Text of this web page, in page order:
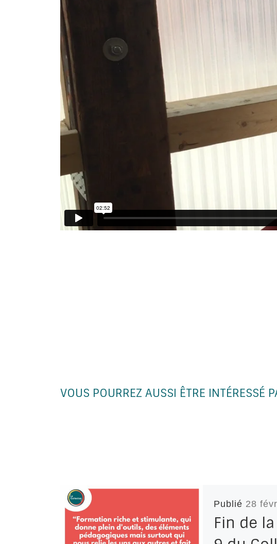
VOUS POURREZ AUSSI ÊTRE INTÉRESSÉ
Publié 28
Fin de